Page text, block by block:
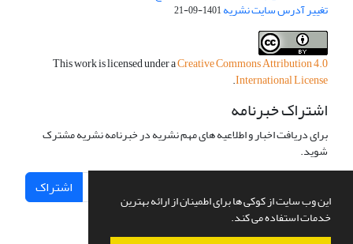
این وب سایت از کوکی ها برای اطمینان از ارائه بهترین
خدمات استفاده می کند.
تغییر آدرس سایت نشریه1401-09-21
This work is licensed under aCreative Commons Attribution 4.0
International License
.
اشتراک خبرنامه
برای دریافت اخبار و اطلاعیه های مهم نشریه در خبرنامه نشریه مشترک
شوید.
اشتراک